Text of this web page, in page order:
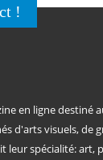
!
en ligne destiné
d'arts visuels, de
leur spécialité: art,